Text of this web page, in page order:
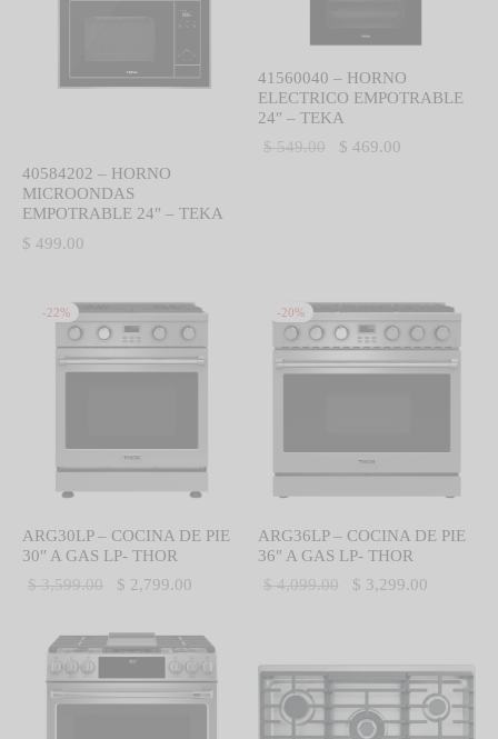
40584202 – HORNO
MICROONDAS
EMPOTRABLE 24″ – TEKA
$ 499.00
41560040 – HORNO
ELECTRICO EMPOTRABLE
24″ – TEKA
$549.00
El precio
$ 469.00
-22%
ARG30LP – COCINA DE PIE
30″ A GAS LP- THOR
$3,599.00
El precio
era:
$ 3,599.00.
$ 2,799.00
$ 2,799.00.
-20%
ARG36LP – COCINA DE PIE
36″ A GAS LP- THOR
$4,099.00
El precio
$ 3,299.00